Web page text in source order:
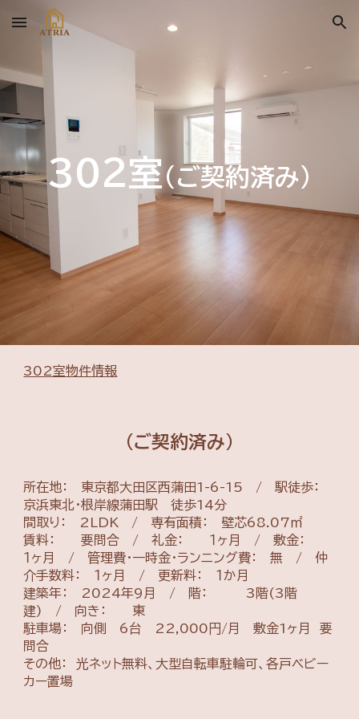
Skip to main content Skip to navigation
3０2室(ご契約済み)
302室物件情報
(ご契約済み)
所在地： 東京都大田区西蒲田1-6-1 5 / 駅徒歩：
京浜東北・根岸線蒲田駅 徒歩14分
間取り： 2LDK / 専有面積： 壁芯68.07㎡
賃料： 要問合 / 礼金： １ヶ月 / 敷金：
１ヶ月 / 管理費・一時金・ランニング費： 無 / 仲
介手数料： １ヶ月 / 更新料： １か月
建築年： 2024年9月 / 階： 3 階(3階
建) / 向き： 東
駐車場： 向側 6台 22,000円/月 敷金1ヶ月 要
問合
その他： 光ネット無料、大型自転車駐輪可、各戸ベビー
カー置場